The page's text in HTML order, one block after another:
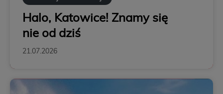
Halo, Katowice! Znamy się
nie od dziś
21.07.2026